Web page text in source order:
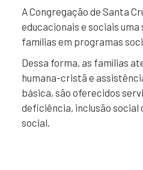
A Congregação de Santa
educacionais e sociais
famílias em programas
Dessa forma, as famílias
humana-cristã e
básica, são oferecidos
deficiência, inclusão social
social.